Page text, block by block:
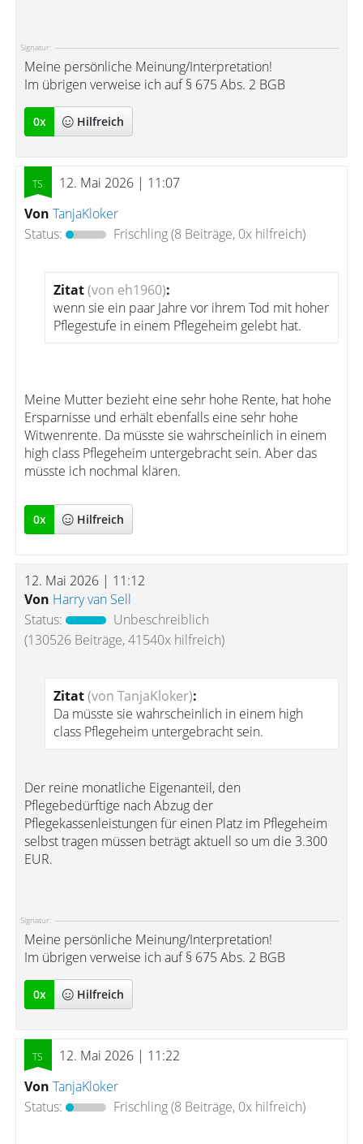
Signatur:
Meine persönliche Meinung/Interpretation!
Im übrigen verweise ich auf § 675 Abs. 2 BGB
0x Hilfreich
12. Mai 2026 | 11:07
Von TanjaKloker
Status:
Frischling(8 Beiträge, 0x hilfreich)
Zitat(von eh1960):
wenn sie ein paar Jahre vor ihrem Tod mit hoher
Pflegestufe in einem Pflegeheim gelebt hat.
Meine Mutter bezieht eine sehr hohe Rente, hat hohe
Ersparnisse und erhält ebenfalls eine sehr hohe
Witwenrente. Da müsste sie wahrscheinlich in einem
high class Pflegeheim untergebracht sein. Aber das
müsste ich nochmal klären.
0x Hilfreich
12. Mai 2026 | 11:12
Von Harry van Sell
Status:
Unbeschreiblich
(130526 Beiträge, 41540x hilfreich)
Zitat(von TanjaKloker):
Da müsste sie wahrscheinlich in einem high
class Pflegeheim untergebracht sein.
Der reine monatliche Eigenanteil, den
Pflegebedürftige nach Abzug der
Pflegekassenleistungen für einen Platz im Pflegeheim
selbst tragen müssen beträgt aktuell so um die 3.300
EUR.
Signatur:
Meine persönliche Meinung/Interpretation!
Im übrigen verweise ich auf § 675 Abs. 2 BGB
0x Hilfreich
12. Mai 2026 | 11:22
Von TanjaKloker
Status:
Frischling(8 Beiträge, 0x hilfreich)